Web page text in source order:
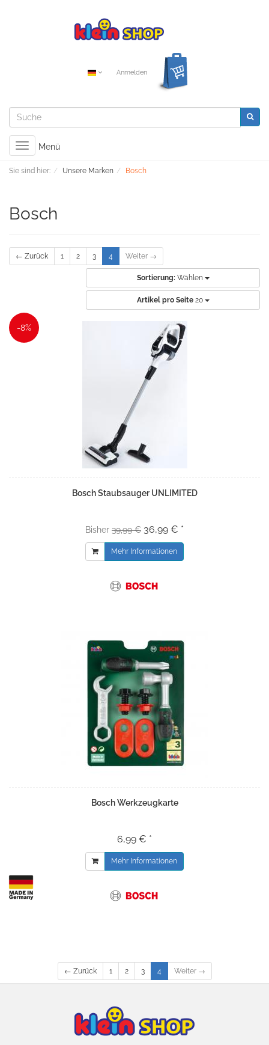
Anmelden
Toggle
navigation
Menü
Sie sind hier: Unsere Marken Bosch
Bosch
← Zurück 1 2 3 4 Weiter →
Sortierung: Wählen
Artikel pro Seite 20
Bosch Staubsauger UNLIMITED
Bisher 39,99 € 36,99 € *
Mehr Informationen
-8%
Bosch Werkzeugkarte
6,99 € *
Mehr Informationen
← Zurück 1 2 3 4 Weiter →